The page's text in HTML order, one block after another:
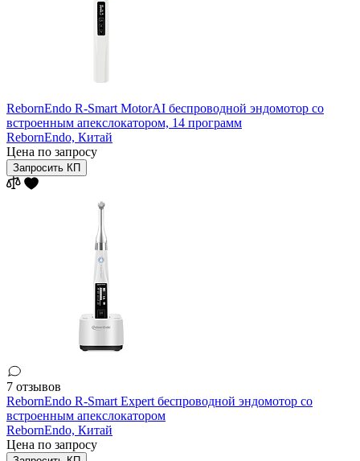
RebornEndo R-Smart MotorAI беспроводной эндомотор со
встроенным апекслокатором, 14 программ
RebornEndo, Китай
Цена по запросу
Запросить КП
7 отзывов
RebornEndo R-Smart Expert беспроводной эндомотор со
встроенным апекслокатором
RebornEndo, Китай
Цена по запросу